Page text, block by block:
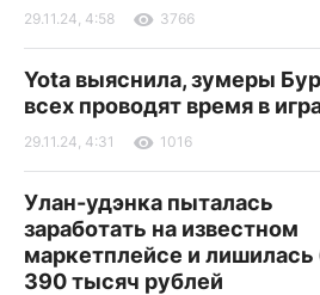
29.11.24, 4:58 3766
Yota выяснила, зумеры
всех проводят время в
29.11.24, 4:31 1016
Улан-удэнка пыталась
заработать на известном
маркетплейсе и лишилась
390 тысяч рублей